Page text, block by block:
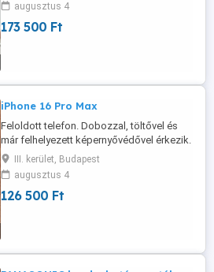
soha nem használták Akkumulátor
állapota: 99%-os akkumulátor állapot
augusztus 4
173 500 Ft
iPhone 16 Pro Max
Feloldott telefon. Dobozzal, töltővel és
már felhelyezett képernyővédővel érkezik.
A telefon teljesen működőképes, iCloud
és szolgáltatói feloldás nélküli. 256 GB
tárhellyel, 98%-os akkumulátor-
élettartammal. Eredeti dobozzal és
III. kerület, Budapest
augusztus 4
126 500 Ft